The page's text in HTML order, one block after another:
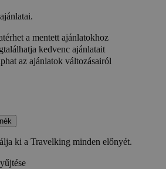
a mentett ajánlatokhoz
kedvenc ajánlatait
az ajánlatok változásairól
ki a Travelking minden előnyét.